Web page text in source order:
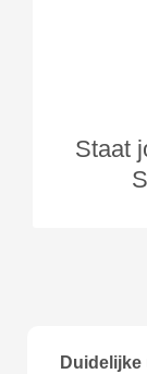
Staat
Duidelijke